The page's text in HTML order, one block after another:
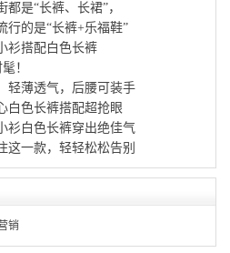
都是“长裤、长裙”，
行的是“长裤+乐福鞋”
衫搭配白色长裤
！
轻薄透气，后腰可装手
白色长裤搭配超抢眼
衫白色长裤穿出绝佳气
这一款，轻轻松松告别
销